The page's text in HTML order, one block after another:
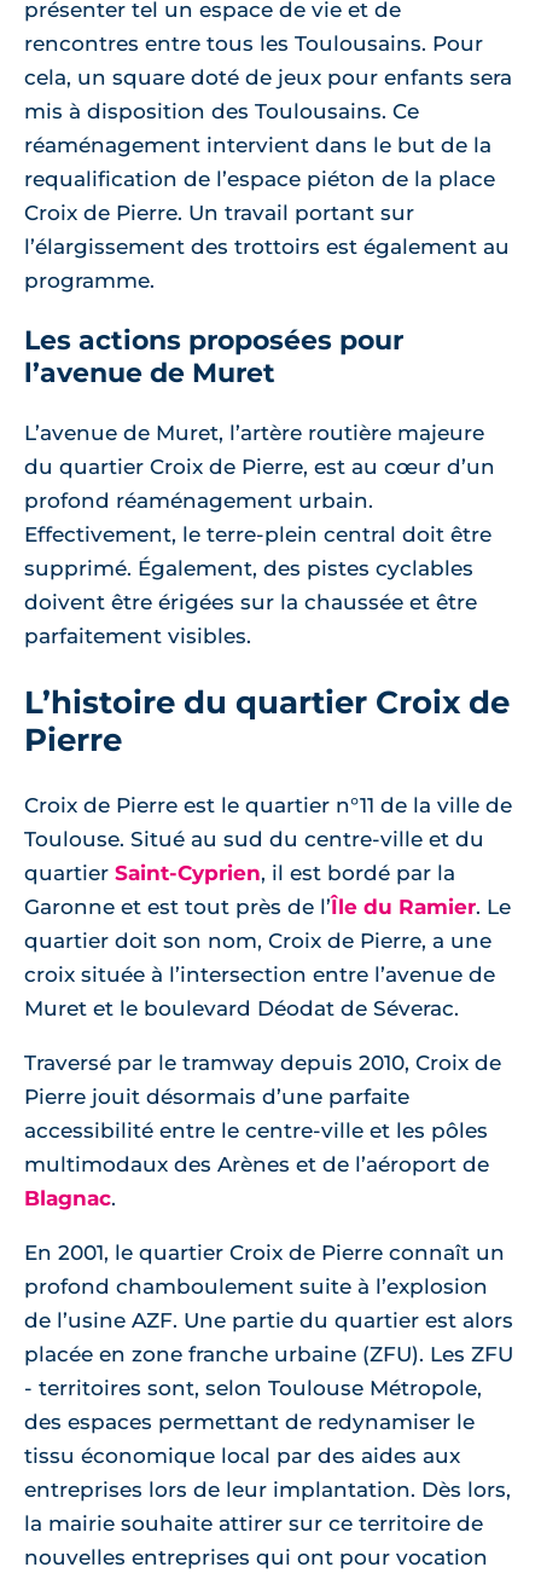
présenter tel un espace de vie et de
rencontres entre tous les Toulousains. Pour
cela, un square doté de jeux pour enfants sera
mis à disposition des Toulousains. Ce
réaménagement intervient dans le but de la
requalification de l’espace piéton de la place
Croix de Pierre. Un travail portant sur
l’élargissement des trottoirs est également au
programme.
Les actions proposées pour
l’avenue de Muret
L’avenue de Muret, l’artère routière majeure
du quartier Croix de Pierre, est au cœur d’un
profond réaménagement urbain.
Effectivement, le terre-plein central doit être
supprimé. Également, des pistes cyclables
doivent être érigées sur la chaussée et être
parfaitement visibles.
L’histoire du quartier Croix de
Pierre
Croix de Pierre est le quartier n°11 de la ville de
Toulouse. Situé au sud du centre-ville et du
quartier Saint-Cyprien, il est bordé par la
Garonne et est tout près de l’Île du Ramier. Le
quartier doit son nom, Croix de Pierre, a une
croix située à l’intersection entre l’avenue de
Muret et le boulevard Déodat de Séverac.
Traversé par le tramway depuis 2010, Croix de
Pierre jouit désormais d’une parfaite
accessibilité entre le centre-ville et les pôles
multimodaux des Arènes et de l’aéroport de
Blagnac.
En 2001, le quartier Croix de Pierre connaît un
profond chamboulement suite à l’explosion
de l’usine AZF. Une partie du quartier est alors
placée en zone franche urbaine (ZFU). Les ZFU
- territoires sont, selon Toulouse Métropole,
des espaces permettant de redynamiser le
tissu économique local par des aides aux
entreprises lors de leur implantation. Dès lors,
la mairie souhaite attirer sur ce territoire de
nouvelles entreprises qui ont pour vocation